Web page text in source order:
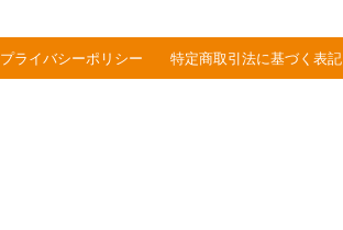
プライバシーポリシー 特定商取引法に基づく表記